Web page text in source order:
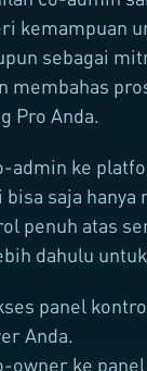
kemampuan
sebagai
membahas
Pro Anda.
admin ke
saja
penuh atas
dahulu
panel
Anda.
owner ke